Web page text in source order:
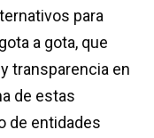
para
a gota, que
transparencia en
de estas
de entidades